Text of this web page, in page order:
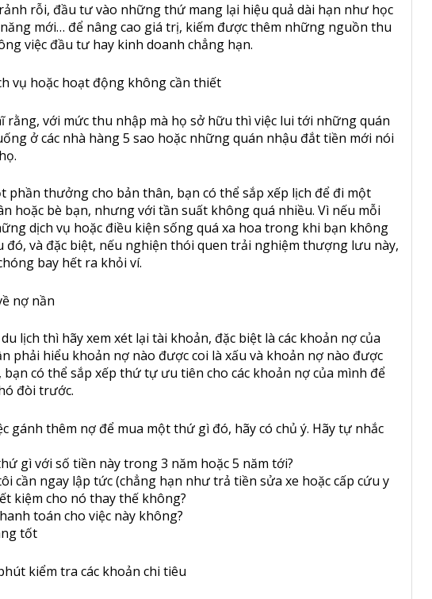
rỗi, đầu tư vào những thứ mang lại hiệu quả dài hạn như học
mới… để nâng cao giá trị, kiếm được thêm những nguồn thu
việc đầu tư hay kinh doanh chẳng hạn.
vụ hoặc hoạt động không cần thiết
rằng, với mức thu nhập mà họ sở hữu thì việc lui tới những quán
ở các nhà hàng 5 sao hoặc những quán nhậu đắt tiền mới nói
phần thưởng cho bản thân, bạn có thể sắp xếp lịch để đi một
hoặc bè bạn, nhưng với tần suất không quá nhiều. Vì nếu mỗi
dịch vụ hoặc điều kiện sống quá xa hoa trong khi bạn không
đó, và đặc biệt, nếu nghiện thói quen trải nghiệm thượng lưu này,
bay hết ra khỏi ví.
nợ nần
lịch thì hãy xem xét lại tài khoản, đặc biệt là các khoản nợ của
phải hiểu khoản nợ nào được coi là xấu và khoản nợ nào được
bạn có thể sắp xếp thứ tự ưu tiên cho các khoản nợ của mình để
đòi trước.
gánh thêm nợ để mua một thứ gì đó, hãy có chủ ý. Hãy tự nhắc
gì với số tiền này trong 3 năm hoặc 5 năm tới?
cần ngay lập tức (chẳng hạn như trả tiền sửa xe hoặc cấp cứu y
kiệm cho nó thay thế không?
toán cho việc này không?
tốt
kiểm tra các khoản chi tiêu